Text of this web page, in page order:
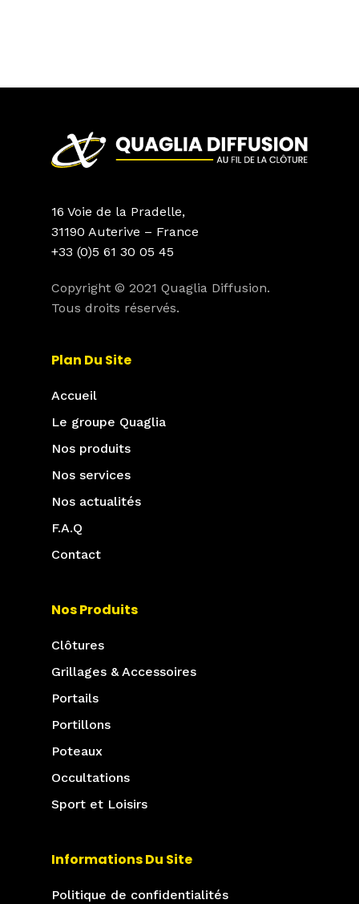
16 Voie de la Pradelle,
31190 Auterive – France
+33 (0)5 61 30 05 45
Copyright © 2021 Quaglia Diffusion.
Tous droits réservés.
Plan Du Site
Accueil
Le groupe Quaglia
Nos produits
Nos services
Nos actualités
F.A.Q
Contact
Nos Produits
Clôtures
Grillages & Accessoires
Portails
Portillons
Poteaux
Occultations
Sport et Loisirs
Informations Du Site
Politique de confidentialités